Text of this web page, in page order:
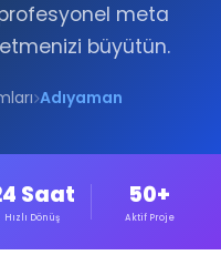
meta
büyütün.
Adıyaman
Saat
Hızlı Dönüş
50+
Aktif Proje